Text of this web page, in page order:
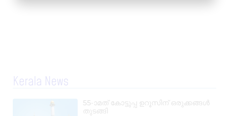
Kerala News
55-ാമത് കോട്ടുപ്പ ഉറൂസിന് ഒരുക്കങ്ങൾ
തുടങ്ങി